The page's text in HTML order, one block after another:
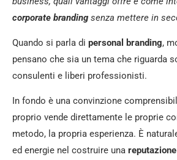
corporate branding senza mettere in
Quando si parla di personal branding,
pensano che sia un tema che riguarda
consulenti e liberi professionisti.
In fondo è una convinzione
proprio vende direttamente le proprie
metodo, la propria esperienza. È
ed energie nel costruire una